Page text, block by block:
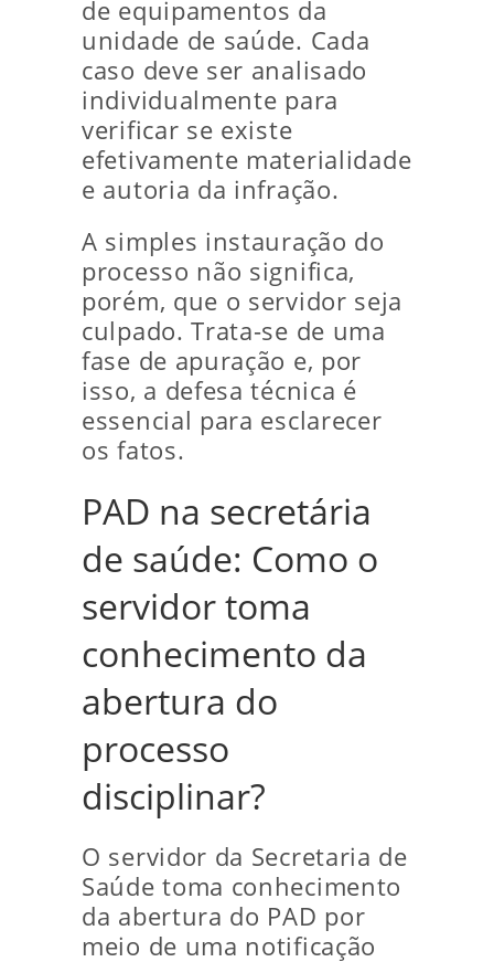
de equipamentos da
unidade de saúde. Cada
caso deve ser analisado
individualmente para
verificar se existe
efetivamente materialidade
e autoria da infração.
A simples instauração do
processo não significa,
porém, que o servidor seja
culpado. Trata-se de uma
fase de apuração e, por
isso, a defesa técnica é
essencial para esclarecer
os fatos.
PAD na secretária
de saúde: Como o
servidor toma
conhecimento da
abertura do
processo
disciplinar?
O servidor da Secretaria de
Saúde toma conhecimento
da abertura do PAD por
meio de uma notificação